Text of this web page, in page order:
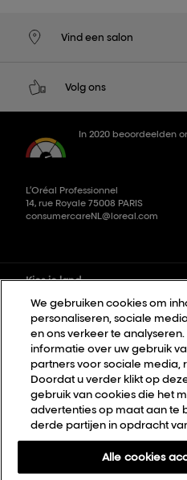
Vind een salon
Volg ons
In 2020 beoordeelden
L’Oréal Professionnel
14, rue Royale 75008 PARIS
consumercareNL@loreal.com
Kies je land
Sitemap
Algemene voorwaarden
Privacybeleid
Cookie Settings
Over Ons
We gebruiken cookies om
personaliseren, sociale
en ons verkeer te
informatie over uw gebruik
partners voor sociale media,
Doordat u verder klikt op
gebruik van cookies die het
advertenties op maat aan te
derde partijen in opdracht
Alle cookies